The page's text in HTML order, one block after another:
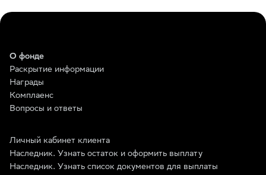
О фонде
Раскрытие информации
Награды
Комплаенс
Вопросы и ответы
Личный кабинет клиента
Наследник. Узнать остаток и оформить выплату
Наследник. Узнать список документов для выплаты